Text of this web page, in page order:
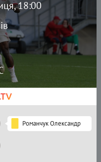
18:00
Романчук Олександр